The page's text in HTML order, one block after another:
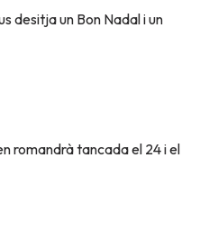
desitja un Bon Nadal i un
romandrà tancada el 24 i el